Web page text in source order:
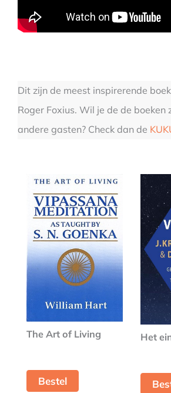
Dit zijn de meest inspirerende
Roger Foxius. Wil je de de boeken
andere gasten? Check dan de
The Art of Living
Bestel
Het